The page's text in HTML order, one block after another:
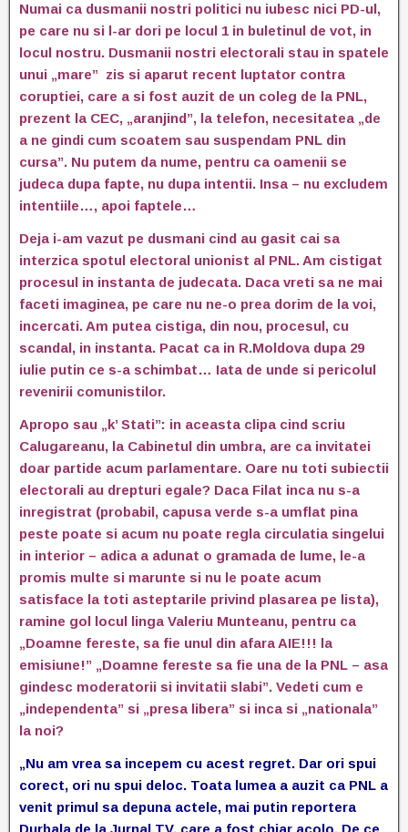
Numai ca dusmanii nostri politici nu iubesc nici PD-ul,
pe care nu si l-ar dori pe locul 1 in buletinul de vot, in
locul nostru. Dusmanii nostri electorali stau in spatele
unui „mare” zis si aparut recent luptator contra
coruptiei, care a si fost auzit de un coleg de la PNL,
prezent la CEC, „aranjind”, la telefon, necesitatea „de
a ne gindi cum scoatem sau suspendam PNL din
cursa”. Nu putem da nume, pentru ca oamenii se
judeca dupa fapte, nu dupa intentii. Insa – nu excludem
intentiile…, apoi faptele…
Deja i-am vazut pe dusmani cind au gasit cai sa
interzica spotul electoral unionist al PNL. Am cistigat
procesul in instanta de judecata. Daca vreti sa ne mai
faceti imaginea, pe care nu ne-o prea dorim de la voi,
incercati. Am putea cistiga, din nou, procesul, cu
scandal, in instanta. Pacat ca in R.Moldova dupa 29
iulie putin ce s-a schimbat… Iata de unde si pericolul
revenirii comunistilor.
Apropo sau „k’ Stati”: in aceasta clipa cind scriu
Calugareanu, la Cabinetul din umbra, are ca invitatei
doar partide acum parlamentare. Oare nu toti subiectii
electorali au drepturi egale? Daca Filat inca nu s-a
inregistrat (probabil, capusa verde s-a umflat pina
peste poate si acum nu poate regla circulatia singelui
in interior – adica a adunat o gramada de lume, le-a
promis multe si marunte si nu le poate acum
satisface la toti asteptarile privind plasarea pe lista),
ramine gol locul linga Valeriu Munteanu, pentru ca
„Doamne fereste, sa fie unul din afara AIE!!! la
emisiune!” „Doamne fereste sa fie una de la PNL – asa
gindesc moderatorii si invitatii slabi”. Vedeti cum e
„independenta” si „presa libera” si inca si „nationala”
la noi?
„Nu am vrea sa incepem cu acest regret. Dar ori spui
corect, ori nu spui deloc. Toata lumea a auzit ca PNL a
venit primul sa depuna actele, mai putin reportera